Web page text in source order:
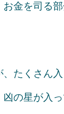
金を司る
たくさん
の星が入